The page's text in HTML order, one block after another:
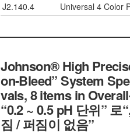
J2.140.4
Universal 4 Color
Johnson® High
on-Bleed” System
vals, 8 items in
“0.2 ~ 0.5 pH 단위” 로
짐 / 퍼짐이 없음”